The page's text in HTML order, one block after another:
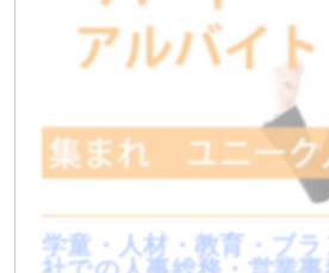
学童・人材・教育・ブ